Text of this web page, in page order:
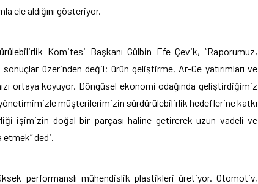
ele aldığını gösteriyor.
Komitesi Başkanı Gülbin Efe Çevik, “Raporumuz,
üzerinden değil; ürün geliştirme, Ar-Ge yatırımları ve
ortaya koyuyor. Döngüsel ekonomi odağında geliştirdiğimiz
müşterilerimizin sürdürülebilirlik hedeflerine katkı
işimizin doğal bir parçası haline getirerek uzun vadeli ve
dedi.
performanslı mühendislik plastikleri üretiyor. Otomotiv,